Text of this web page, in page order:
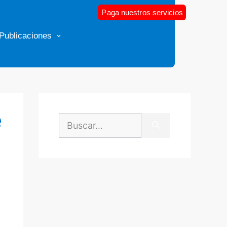
Paga nuestros servicios